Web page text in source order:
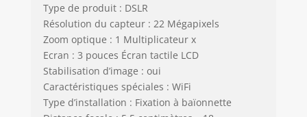
Type de produit : DSLR
Résolution du capteur : 22 Mégapixels
Zoom optique : 1 Multiplicateur x
Ecran : 3 pouces Écran tactile LCD
Stabilisation d’image : oui
Caractéristiques spéciales : WiFi
Type d’installation : Fixation à baïonnette